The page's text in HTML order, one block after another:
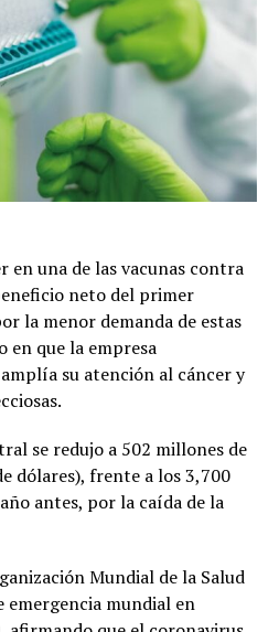
en una de las vacunas contra
neto del primer
la menor demanda de estas
en que la empresa
su atención al cáncer y
se redujo a 502 millones de
dólares), frente a los 3,700
antes, por la caída de la
Mundial de la Salud
emergencia mundial en